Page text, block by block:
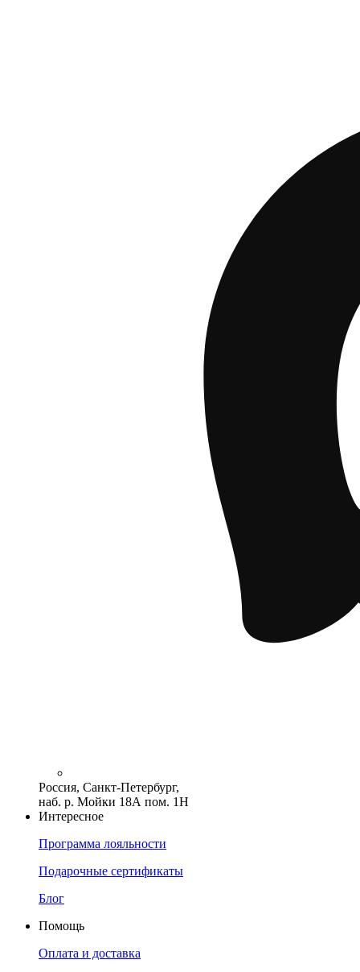
Россия, Санкт-Петербург,
наб. р. Мойки 18А пом. 1Н
Интересное
Программа лояльности
Подарочные сертификаты
Блог
Помощь
Оплата и доставка